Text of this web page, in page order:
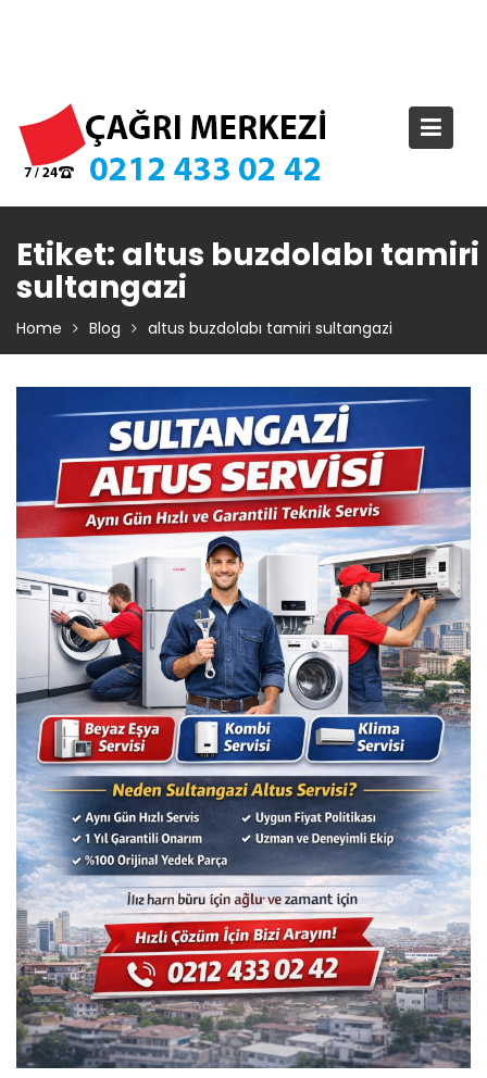
Etiket: altus buzdolabı tamiri
sultangazi
Home Blog altus buzdolabı tamiri sultangazi